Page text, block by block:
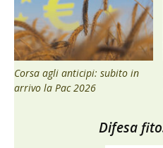
Corsa agli anticipi: subito in
arrivo la Pac 2026
Difesa